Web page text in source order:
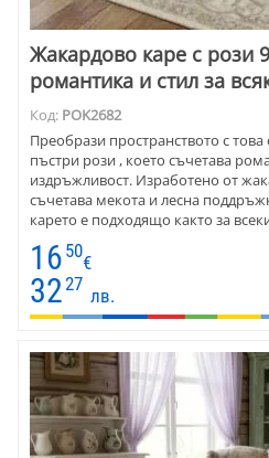
Жакардово каре с рози
романтика и стил за
Код: POK2682
Преобрази пространството с
пъстри рози , което съчетава
издръжливост. Изработено от
съчетава мекота и лесна
карето е подходящо както за
специални поводи. Цветният
орнаменти в центъра внасят
Подходящо за винтидж,
карето се комбинира прекрасно
пастелни покривки и дървени
16 50
€
3227
лв.